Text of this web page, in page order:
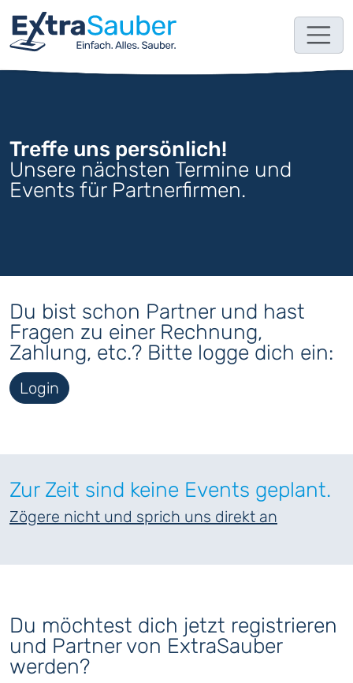
Treffe uns persönlich!
Unsere nächsten Termine und
Events für Partnerfirmen.
Du bist schon Partner und hast
Fragen zu einer Rechnung,
Zahlung, etc.? Bitte logge dich ein:
Login
Zur Zeit sind keine Events geplant.
Zögere nicht und sprich uns direkt an
Du möchtest dich jetzt registrieren
und Partner von ExtraSauber
werden?